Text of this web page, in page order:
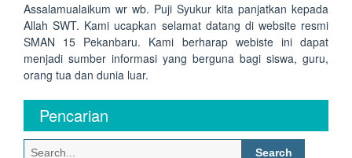
Assalamualaikum wr wb. Puji Syukur kita panjatkan kepada
Allah SWT. Kami ucapkan selamat datang di website resmi
SMAN 15 Pekanbaru. Kami berharap webiste ini dapat
menjadi sumber informasi yang berguna bagi siswa, guru,
orang tua dan dunia luar.
Pencarian
Search